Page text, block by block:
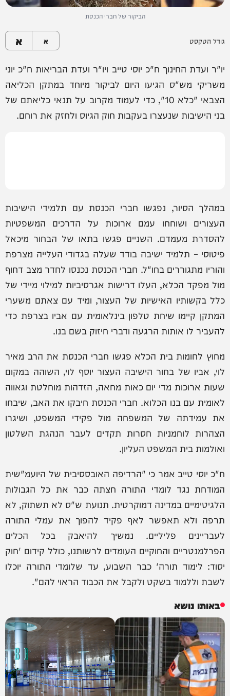
הביקור של חברי הכנסת
גודל הטקסט א א
יו"ר ועדת החינוך ח"כ יוסי טייב ויו"ר ועדת הבריאות ח"כ יוני
משריקי מש"ס הגיעו היום לביקור מיוחד במתקן הכליאה
הצבאי "כלא 10", כדי לעמוד מקרוב על תנאי כליאתם של
בני הישיבות שנעצרו בעקבות חוק הגיוס ולחזק את רוחם.
במהלך הסיור, נפגשו חברי הכנסת עם תלמידי הישיבות
העצורים ושוחחו עמם ארוכות על הדרכים המשפטיות
להסדרת מעמדם. השניים פגשו בתאו של הבחור מיכאל
פיטוסי – תלמיד ישיבה בודד שעלה בגדודי העלייה מצרפת
והוריו מתגוררים בחו"ל. חברי הכנסת נכנסו לחדר מצב דחוף
מול מפקד הכלא, העלו דרישות אגרסיביות למילוי מיידי של
כלל בקשותיו האישיות של העצור, ומיד עם צאתם משערי
המתקן קיימו שיחת טלפון בינלאומית עם אביו בצרפת כדי
להעביר לו אותות הרגעה ודברי חיזוק בשם בנו.
מחוץ לחומות בית הכלא פגשו חברי הכנסת את הרב מאיר
לוי, אביו של בחור הישיבה העצור יוסף לוי, השוהה במקום
שעות ארוכות מדי יום כאות מחאה, הזדהות מוחלטת וגאווה
לאומית עם בנו הכלוא. חברי הכנסת חיבקו את האב, שיבחו
את עמידתה של המשפחה מול פקידי המשפט, ושיגרו
הצהרות לוחמניות חסרות תקדים לעבר הנהגת השלטון
ואולמות בית המשפט העליון.
ח"כ יוסי טייב אמר כי "הרדיפה האובססיבית של היועמ"שית
המודחת נגד לומדי התורה חצתה כבר את כל הגבולות
הלגיטימיים במדינה דמוקרטית. תנועת ש"ס לא תשתוק, לא
תרפה ולא תאפשר לאף פקיד להפוך את עמלי התורה
לעבריינים פליליים. נמשיך להיאבק בכל הכלים
הפרלמנטריים והחוקיים העומדים לרשותנו, כולל קידום 'חוק
יסוד: לימוד תורה' כבר השבוע, עד שלומדי התורה יוכלו
לשבת וללמוד בשקט ולקבל את הכבוד הראוי להם".
באותו נושא